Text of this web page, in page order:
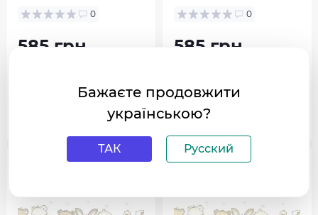
0
585 грн
В корзину
0
585 грн
в наличии популярний
Бажаєте продовжити
українською?
ТАК Русский